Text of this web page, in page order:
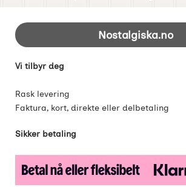
Footer-innhold Blandet
Nostalgiska.no
Vi tilbyr deg
Rask levering
Faktura, kort, direkte eller delbetaling
Sikker betaling